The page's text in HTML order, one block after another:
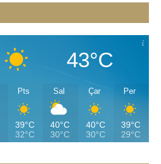
43°C
Pts
39°C
32°C
Sal
40°C
30°C
Çar
40°C
30°C
Per
39°C
29°C